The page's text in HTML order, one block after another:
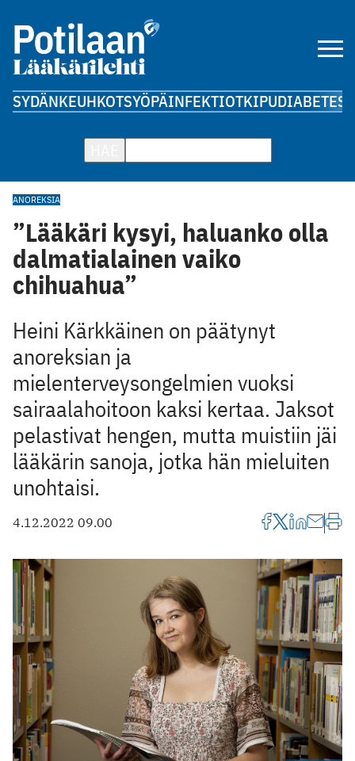
SYDÄNKEUHKOTSYÖPÄINFEKTIOTKIPUDIABETES
ANOREKSIA
”Lääkäri kysyi, haluanko olla
dalmatialainen vaiko
chihuahua”
Heini Kärkkäinen on päätynyt
anoreksian ja
mielenterveysongelmien vuoksi
sairaalahoitoon kaksi kertaa. Jaksot
pelastivat hengen, mutta muistiin jäi
lääkärin sanoja, jotka hän mieluiten
unohtaisi.
4.12.2022 09.00